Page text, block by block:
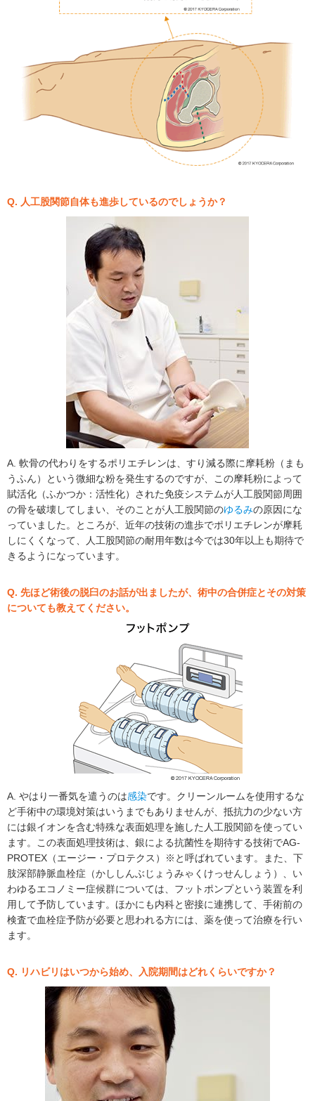
Q. 人工股関節自体も進歩しているのでしょうか？
A. 軟骨の代わりをするポリエチレンは、すり減る際に摩耗粉（まも
うふん）という微細な粉を発生するのですが、この摩耗粉によって
賦活化（ふかつか：活性化）された免疫システムが人工股関節周囲
の骨を破壊してしまい、そのことが人工股関節のゆるみの原因にな
っていました。ところが、近年の技術の進歩でポリエチレンが摩耗
しにくくなって、人工股関節の耐用年数は今では30年以上も期待で
きるようになっています。
Q. 先ほど術後の脱臼のお話が出ましたが、術中の合併症とその対策
についても教えてください。
A. やはり一番気を遣うのは感染です。クリーンルームを使用するな
ど手術中の環境対策はいうまでもありませんが、抵抗力の少ない方
には銀イオンを含む特殊な表面処理を施した人工股関節を使ってい
ます。この表面処理技術は、銀による抗菌性を期待する技術でAG-
PROTEX（エージー・プロテクス）※と呼ばれています。また、下
肢深部静脈血栓症（かししんぶじょうみゃくけっせんしょう）、い
わゆるエコノミー症候群については、フットポンプという装置を利
用して予防しています。ほかにも内科と密接に連携して、手術前の
検査で血栓症予防が必要と思われる方には、薬を使って治療を行い
ます。
Q. リハビリはいつから始め、入院期間はどれくらいですか？